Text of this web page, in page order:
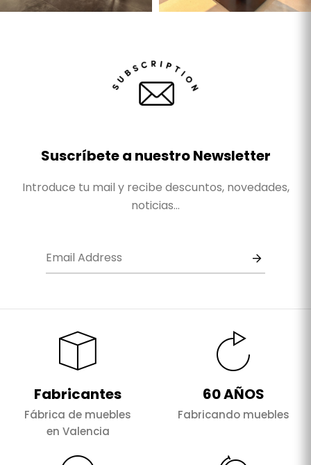
Suscríbete a nuestro Newsletter
Introduce tu mail y recibe descuntos, novedades,
noticias...
Fabricantes
Fábrica de muebles
en Valencia
60 AÑOS
Fabricando muebles